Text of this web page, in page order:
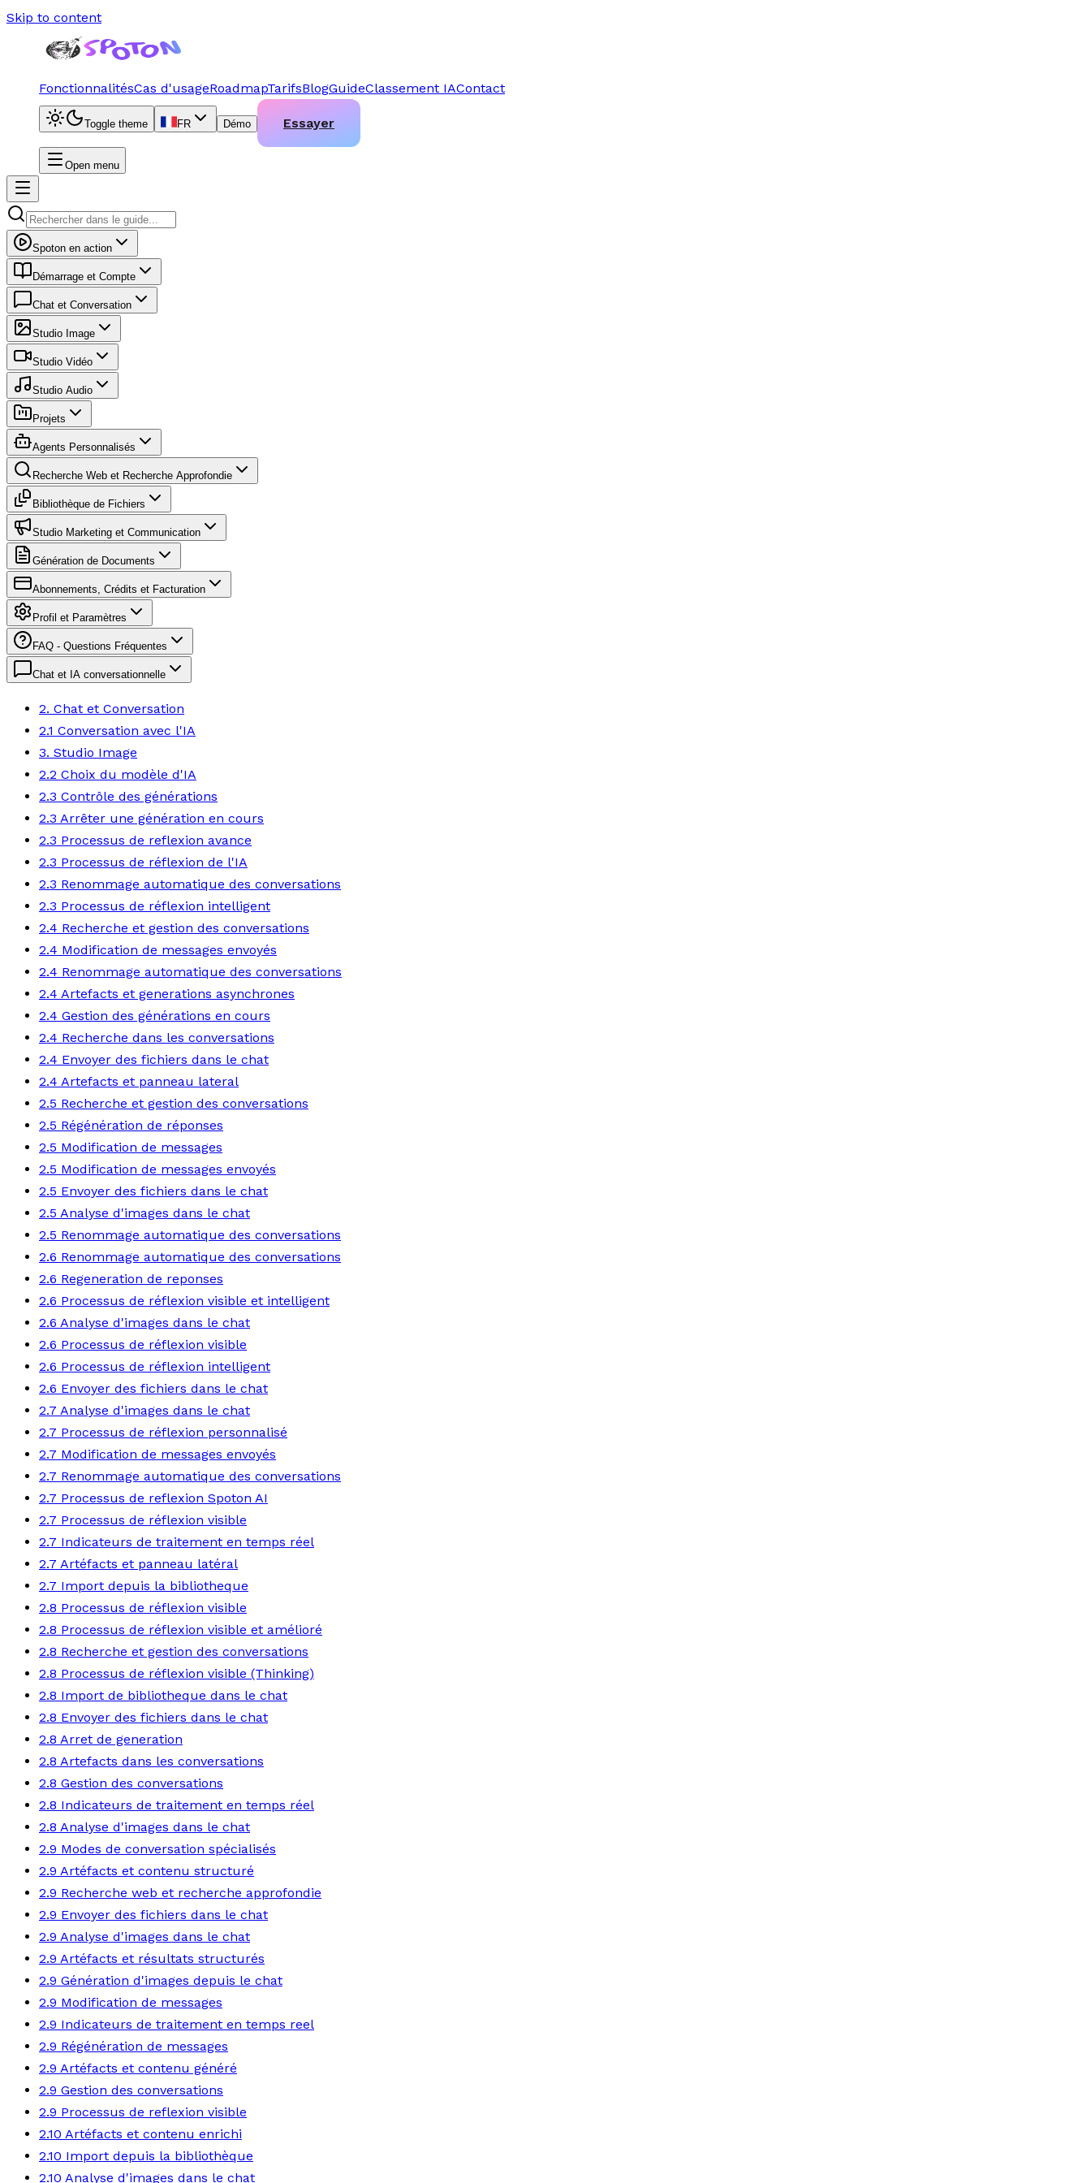
Skip to content
FonctionnalitésCas d'usageRoadmapTarifsBlogGuideClassement IAContact
Toggle theme FR Démo Essayer
Open menu
Spoton en action
Démarrage et Compte
Chat et Conversation
Studio Image
Studio Vidéo
Studio Audio
Projets
Agents Personnalisés
Recherche Web et Recherche Approfondie
Bibliothèque de Fichiers
Studio Marketing et Communication
Génération de Documents
Abonnements, Crédits et Facturation
Profil et Paramètres
FAQ - Questions Fréquentes
Chat et IA conversationnelle
2. Chat et Conversation
2.1 Conversation avec l'IA
3. Studio Image
2.2 Choix du modèle d'IA
2.3 Contrôle des générations
2.3 Arrêter une génération en cours
2.3 Processus de reflexion avance
2.3 Processus de réflexion de l'IA
2.3 Renommage automatique des conversations
2.3 Processus de réflexion intelligent
2.4 Recherche et gestion des conversations
2.4 Modification de messages envoyés
2.4 Renommage automatique des conversations
2.4 Artefacts et generations asynchrones
2.4 Gestion des générations en cours
2.4 Recherche dans les conversations
2.4 Envoyer des fichiers dans le chat
2.4 Artefacts et panneau lateral
2.5 Recherche et gestion des conversations
2.5 Régénération de réponses
2.5 Modification de messages
2.5 Modification de messages envoyés
2.5 Envoyer des fichiers dans le chat
2.5 Analyse d'images dans le chat
2.5 Renommage automatique des conversations
2.6 Renommage automatique des conversations
2.6 Regeneration de reponses
2.6 Processus de réflexion visible et intelligent
2.6 Analyse d'images dans le chat
2.6 Processus de réflexion visible
2.6 Processus de réflexion intelligent
2.6 Envoyer des fichiers dans le chat
2.7 Analyse d'images dans le chat
2.7 Processus de réflexion personnalisé
2.7 Modification de messages envoyés
2.7 Renommage automatique des conversations
2.7 Processus de reflexion Spoton AI
2.7 Processus de réflexion visible
2.7 Indicateurs de traitement en temps réel
2.7 Artéfacts et panneau latéral
2.7 Import depuis la bibliotheque
2.8 Processus de réflexion visible
2.8 Processus de réflexion visible et amélioré
2.8 Recherche et gestion des conversations
2.8 Processus de réflexion visible (Thinking)
2.8 Import de bibliotheque dans le chat
2.8 Envoyer des fichiers dans le chat
2.8 Arret de generation
2.8 Artefacts dans les conversations
2.8 Gestion des conversations
2.8 Indicateurs de traitement en temps réel
2.8 Analyse d'images dans le chat
2.9 Modes de conversation spécialisés
2.9 Artéfacts et contenu structuré
2.9 Recherche web et recherche approfondie
2.9 Envoyer des fichiers dans le chat
2.9 Analyse d'images dans le chat
2.9 Artéfacts et résultats structurés
2.9 Génération d'images depuis le chat
2.9 Modification de messages
2.9 Indicateurs de traitement en temps reel
2.9 Régénération de messages
2.9 Artéfacts et contenu généré
2.9 Gestion des conversations
2.9 Processus de reflexion visible
2.10 Artéfacts et contenu enrichi
2.10 Import depuis la bibliothèque
2.10 Analyse d'images dans le chat